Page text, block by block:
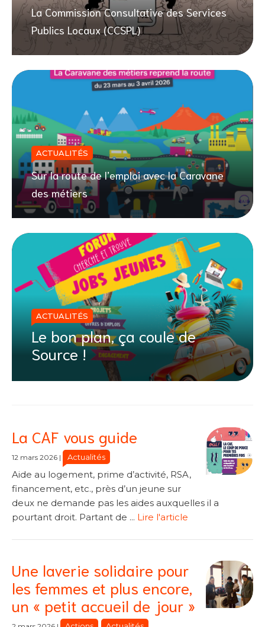
La Commission Consultative des Services
Publics Locaux (CCSPL)
Sur la route de l’emploi avec la Caravane
des métiers
ACTUALITÉS
Le bon plan, ça coule de
Source !
ACTUALITÉS
La CAF vous guide
12 mars 2026 | Actualités
Aide au logement, prime d’activité, RSA,
financement, etc., près d’un jeune sur
deux ne demande pas les aides auxquelles il a
pourtant droit. Partant de ... Lire l'article
Une laverie solidaire pour
les femmes et plus encore,
un « petit accueil de jour »